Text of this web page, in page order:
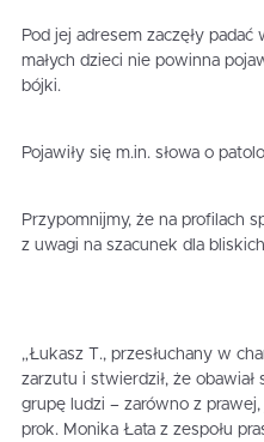
Pod jej adresem zaczęły
małych dzieci nie powinna
bójki.
Pojawiły się m.in. słowa o
Przypomnijmy, że na profilach
z uwagi na szacunek dla bliskich
„Łukasz T., przesłuchany w
zarzutu i stwierdził, że obawiał
grupę ludzi – zarówno z
prok. Monika Łata z zespołu